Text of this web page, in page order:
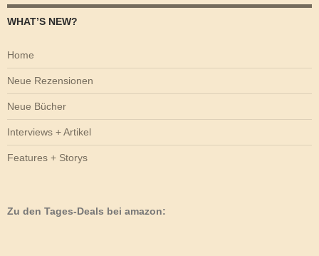
WHAT’S NEW?
Home
Neue Rezensionen
Neue Bücher
Interviews + Artikel
Features + Storys
Zu den Tages-Deals bei amazon: